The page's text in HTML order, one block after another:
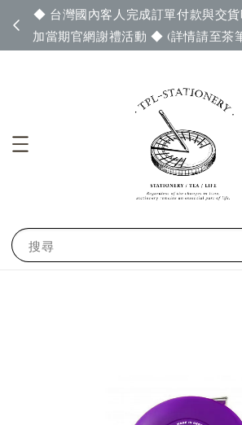
◆ 台灣國內客人完成訂單付款與交貨
加當期官網謝禮活動 ◆ (詳情請至茶
搜尋